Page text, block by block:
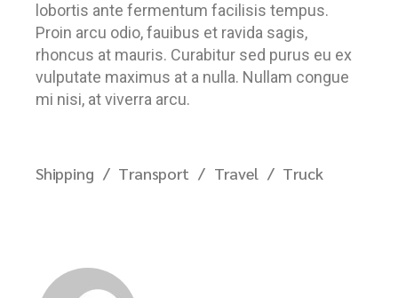
lobortis ante fermentum facilisis tempus.
Proin arcu odio, fauibus et ravida sagis,
rhoncus at mauris. Curabitur sed purus eu ex
vulputate maximus at a nulla. Nullam congue
mi nisi, at viverra arcu.
Shipping Transport Travel Truck